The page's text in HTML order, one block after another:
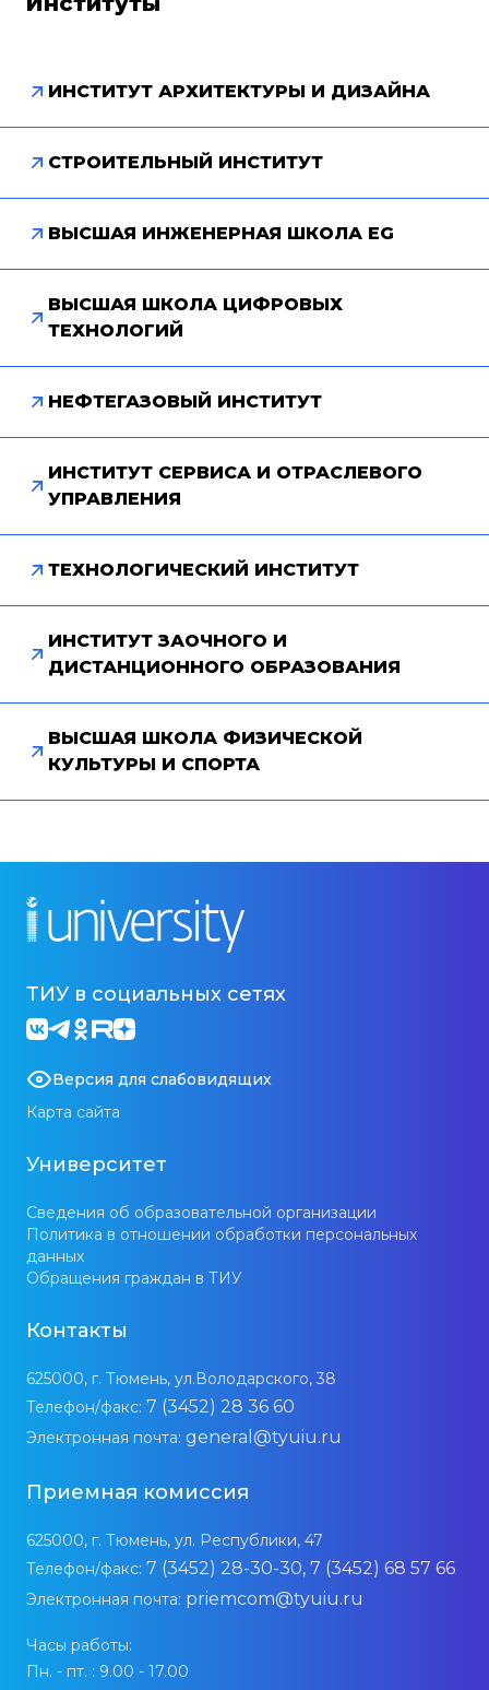
ИНСТИТУТ АРХИТЕКТУРЫ И ДИЗАЙНА
СТРОИТЕЛЬНЫЙ ИНСТИТУТ
ВЫСШАЯ ИНЖЕНЕРНАЯ ШКОЛА EG
ВЫСШАЯ ШКОЛА ЦИФРОВЫХ
ТЕХНОЛОГИЙ
НЕФТЕГАЗОВЫЙ ИНСТИТУТ
ИНСТИТУТ СЕРВИСА И ОТРАСЛЕВОГО
УПРАВЛЕНИЯ
ТЕХНОЛОГИЧЕСКИЙ ИНСТИТУТ
ИНСТИТУТ ЗАОЧНОГО И
ДИСТАНЦИОННОГО ОБРАЗОВАНИЯ
ВЫСШАЯ ШКОЛА ФИЗИЧЕСКОЙ
КУЛЬТУРЫ И СПОРТА
ТИУ в социальных сетях
Версия для слабовидящих
Карта сайта
Университет
Сведения об образовательной организации
Политика в отношении обработки персональных
данных
Обращения граждан в ТИУ
Контакты
625000, г. Тюмень, ул.Володарского, 38
Телефон/факс: 7 (3452) 28 36 60
Электронная почта: general@tyuiu.ru
Приемная комиссия
625000, г. Тюмень, ул. Республики, 47
Телефон/факс: 7 (3452) 28-30-30, 7 (3452) 68 57 66
Электронная почта: priemcom@tyuiu.ru
Часы работы:
Пн. - пт. : 9.00 - 17.00